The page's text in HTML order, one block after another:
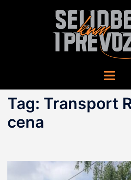
Toggle
Tag: Transport
cena